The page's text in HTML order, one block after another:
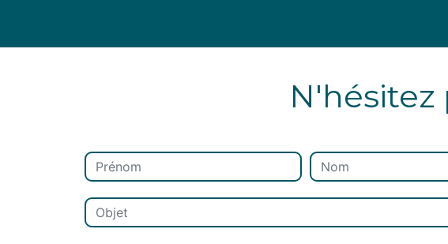
N'hésitez